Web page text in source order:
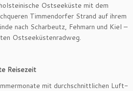
Ostseeküste mit dem
Timmendorfer Strand auf ihrem
nach Scharbeutz, Fehmarn und Kiel –
Ostseeküstenradweg.
Reisezeit
mit durchschnittlichen Luft-